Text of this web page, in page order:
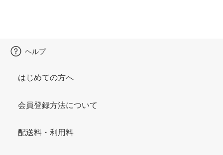
ヘルプ
はじめての方へ
会員登録方法について
配送料・利用料